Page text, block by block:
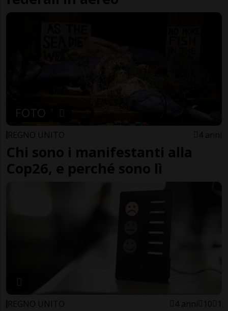
FOTO
REGNO UNITO 4 anni
Chi sono i manifestanti alla
Cop26, e perché sono lì
REGNO UNITO 4 anni 10 1